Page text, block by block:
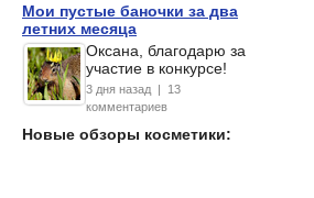
Мои пустые баночки за два
летних месяца
Оксана, благодарю за
участие в конкурсе!
3 дня назад | 13
комментариев
Новые обзоры косметики: